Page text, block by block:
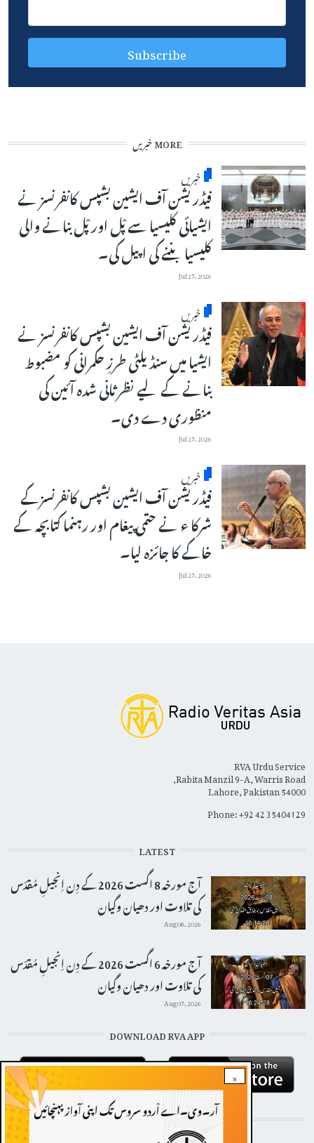
MORE خبریں
خبریں
فیڈریشن آف ایشین بشپس کانفرنسز نے
ایشیائی کلیسیا سے پْل اور پْل بنانے والی
کلیسیا بننے کی اپیل کی۔
Jul 27, 2026
خبریں
فیڈریشن آف ایشین بشپس کانفرنسز نے
ایشیا میں سنڈیلٹی طرزِ حکمرانی کو مضبوط
بنانے کے لیے نظرثانی شدہ آئین کی
منظوری دے دی۔
Jul 27, 2026
خبریں
فیڈریشن آف ایشین بشپس کانفرنسزکے
شرکا ء نے حتمی پیغام اور رہنما کتابچہ کے
خاکے کا جائزہ لیا۔
Jul 27, 2026
×
RVA Urdu Service
Rabita Manzil 9-A, Warris Road,
Lahore, Pakistan 54000
Phone: +92 42 35404129
LATEST
آج مورخہ 8 اگست 2026 کے دِن اِنجیلِ مُقدّس
کی تلاوت اور دھیان وگیان
Aug 08, 2026
آج مورخہ 6 اگست 2026 کے دِن اِنجیلِ مُقدّس
کی تلاوت اور دھیان وگیان
Aug 07, 2026
DOWNLOAD RVA APP
STAY CONNECTED WITH US!